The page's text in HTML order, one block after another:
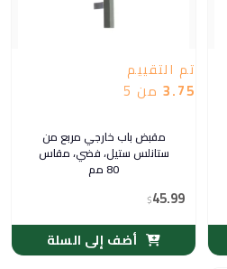
تم التقييم
3.75 من 5
مقبض باب خارجي مربع من
ستانلس ستيل، فضي، مقاس
80 مم
$45.99
أضف إلى السلة